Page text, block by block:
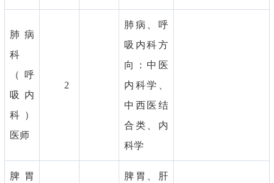
肺病
科
（呼
吸内
科）
医师
2
肺病、呼
吸内科方
向：中医
内科学、
中西医结
合类、内
科学
脾胃
脾胃、肝